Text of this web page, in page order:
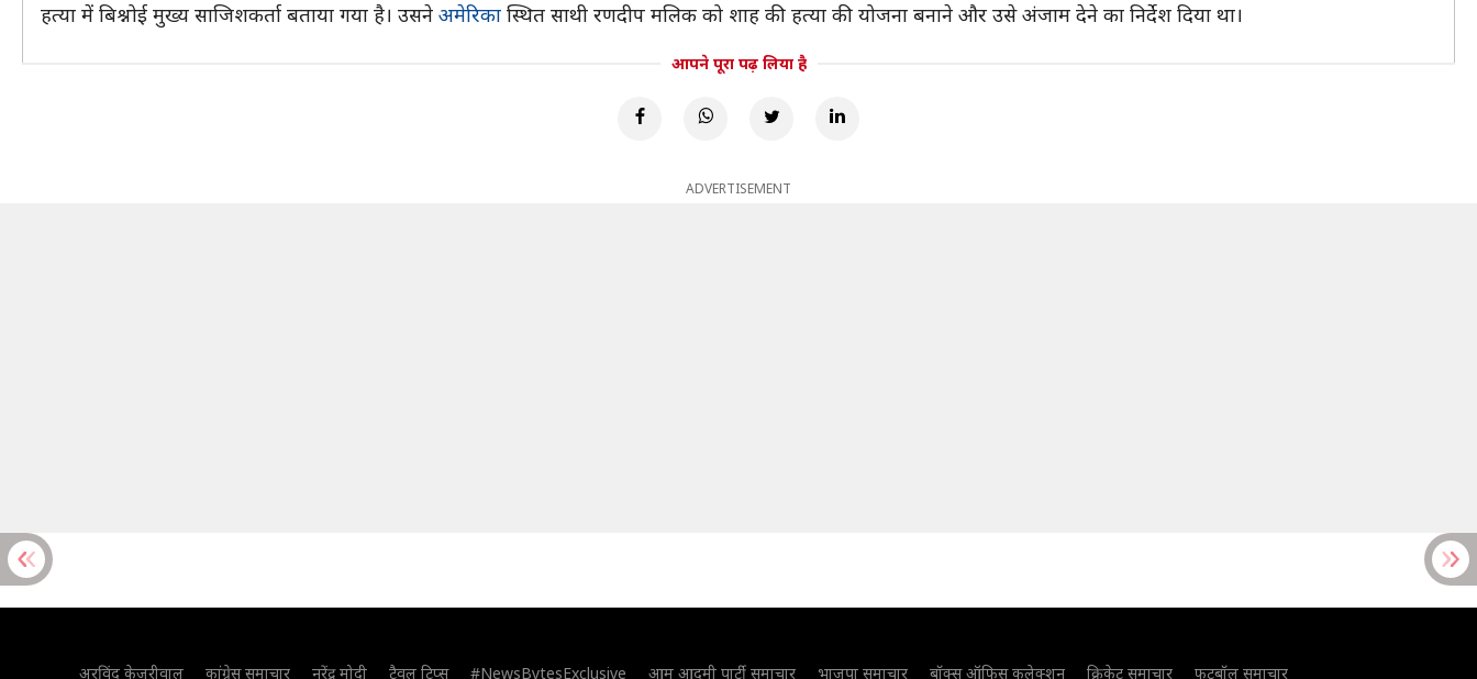
हत्या में बिश्नोई मुख्य साजिशकर्ता बताया गया है। उसने अमेरिका स्थित साथी रणदीप मलिक को शाह की हत्या की योजना बनाने और उसे अंजाम देने का निर्देश दिया था।
आपने पूरा पढ़ लिया है
ADVERTISEMENT
अरविंद केजरीवाल कांग्रेस समाचार नरेंद्र मोदी ट्रैवल टिप्स #NewsBytesExclusive आम आदमी पार्टी समाचार भाजपा समाचार बॉक्स ऑफिस कलेक्शन क्रिकेट समाचार फुटबॉल समाचार